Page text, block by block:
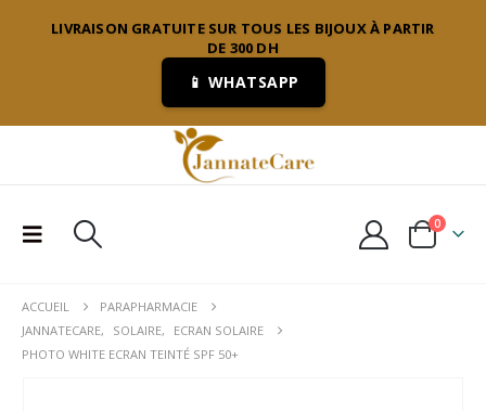
LIVRAISON GRATUITE SUR TOUS LES BIJOUX À PARTIR
DE 300 DH
📱 WHATSAPP
0
ACCUEIL
PARAPHARMACIE
JANNATECARE, SOLAIRE,
ECRAN SOLAIRE
PHOTO WHITE ECRAN TEINTÉ SPF 50+